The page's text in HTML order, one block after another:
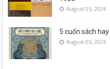
August 05, 2026
5 cuốn sách
August 05, 2026